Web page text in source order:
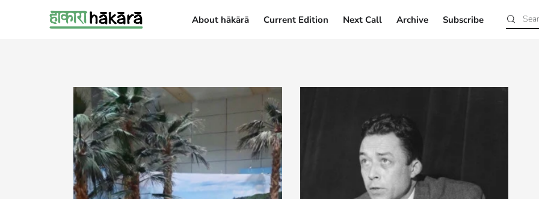
About hākārā Current Edition Next Call Archive Subscribe